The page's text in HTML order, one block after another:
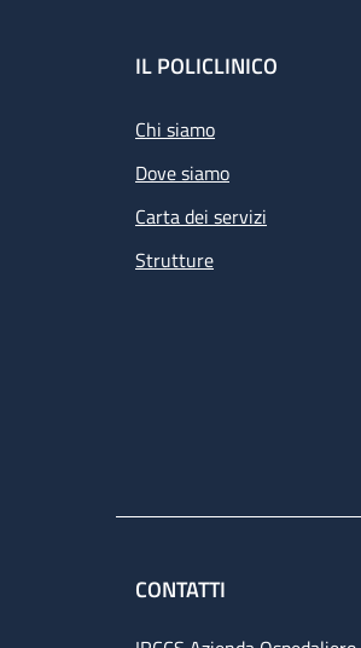
Footer
IL POLICLINICO
Chi siamo
Dove siamo
Carta dei servizi
Strutture
CONTATTI